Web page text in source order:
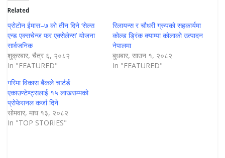
Related
प्रोटोन ईमास–७ को तीन दिने ‘सेल्स
एन्ड एक्सचेन्ज फर एक्सेलेन्स’ योजना
सार्वजनिक
शुक्रबार, चैत्र ६, २०८२
In "FEATURED"
रिलायन्स र चौधरी ग्रुपको सहकार्यमा
कोल्ड ड्रिंक क्याम्पा कोलाको उत्पादन
नेपालमा
बुधबार, साउन १, २०८२
In "FEATURED"
गरिमा विकास बैंकले चार्टर्ड
एकाउण्टेण्ट्सलाई १५ लाखसम्मको
प्रोफेसनल कर्जा दिने
सोमवार, माघ १३, २०८२
In "TOP STORIES"